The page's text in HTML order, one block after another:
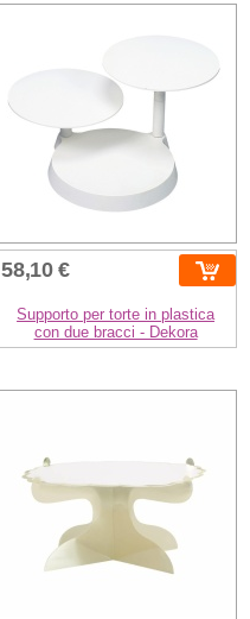
58,10 €
Supporto per torte in plastica
con due bracci - Dekora